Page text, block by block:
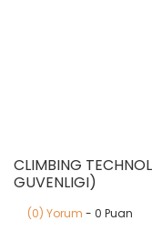
CLIMBING
GUVENLIGI)
(0) Yorum - 0 Puan